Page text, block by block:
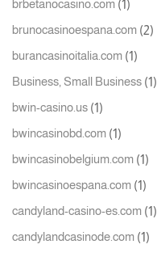
brbetanocasino.com (1)
brunocasinoespana.com (2)
burancasinoitalia.com (1)
Business, Small Business (1)
bwin-casino.us (1)
bwincasinobd.com (1)
bwincasinobelgium.com (1)
bwincasinoespana.com (1)
candyland-casino-es.com (1)
candylandcasinode.com (1)